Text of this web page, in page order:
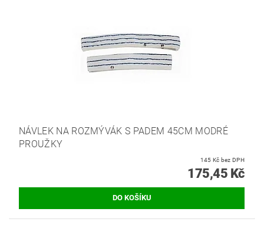
NÁVLEK NA ROZMÝVÁK S PADEM 45CM MODRÉ
PROUŽKY
145 Kč bez DPH
175,45 Kč